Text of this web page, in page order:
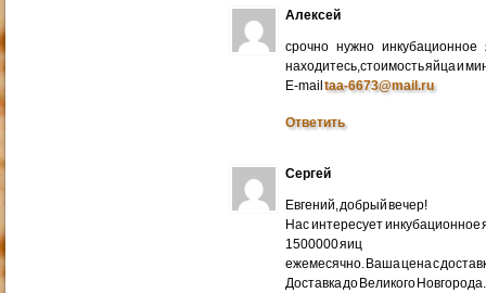
Алексей
срочно нужно
находитесь,стоимость яйца и
E-mailtaa-6673@mail.ru
Ответить
Сергей
Евгений, добрый вечер!
Нас интересует инкубационное
1500000 яиц
ежемесячно. Ваша цена с
Доставка до Великого Новгорода.